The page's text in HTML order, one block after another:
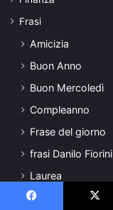
Frasi
Amicizia
Buon Anno
Buon Mercoledì
Compleanno
Frase del giorno
frasi Danilo Fiorini
Laurea
Lunedì